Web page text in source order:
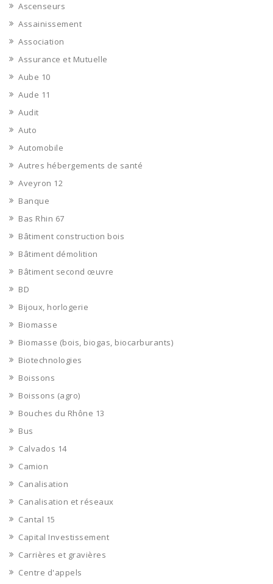
Ascenseurs
Assainissement
Association
Assurance et Mutuelle
Aube 10
Aude 11
Audit
Auto
Automobile
Autres hébergements de santé
Aveyron 12
Banque
Bas Rhin 67
Bâtiment construction bois
Bâtiment démolition
Bâtiment second œuvre
BD
Bijoux, horlogerie
Biomasse
Biomasse (bois, biogas, biocarburants)
Biotechnologies
Boissons
Boissons (agro)
Bouches du Rhône 13
Bus
Calvados 14
Camion
Canalisation
Canalisation et réseaux
Cantal 15
Capital Investissement
Carrières et gravières
Centre d'appels